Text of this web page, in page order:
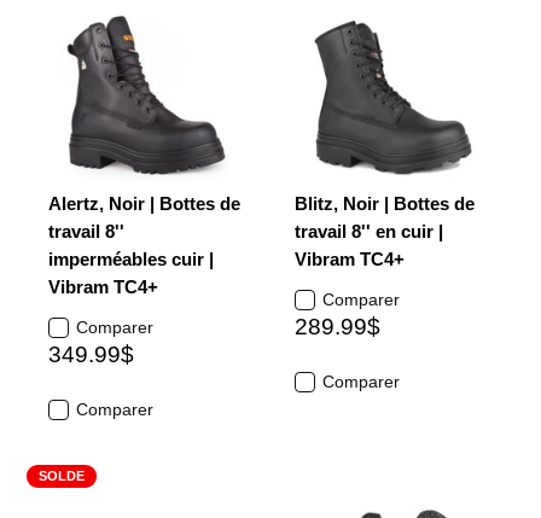
Alertz, Noir | Bottes de
travail 8''
imperméables cuir |
Vibram TC4+
Comparer
349.99$
Comparer
Blitz, Noir | Bottes de
travail 8'' en cuir |
Vibram TC4+
Comparer
289.99$
Comparer
SOLDE